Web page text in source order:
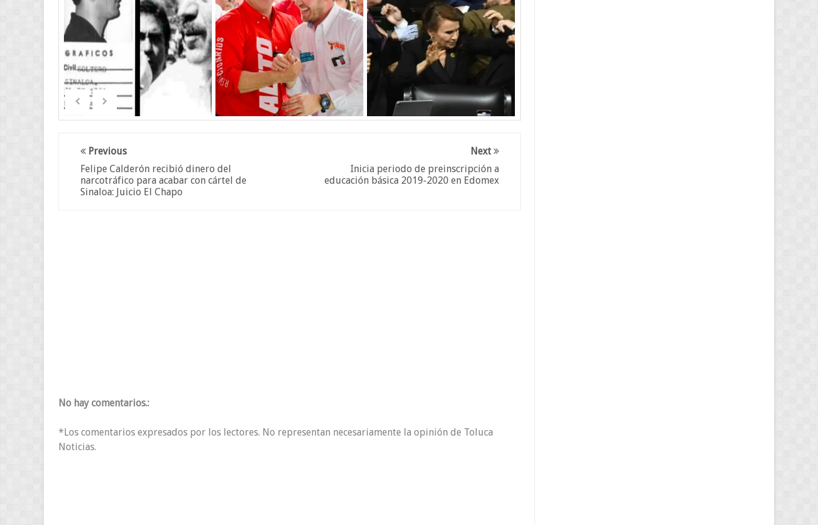
Next
Inicia periodo de preinscripción a
educación básica 2019-2020 en Edomex
Previous
Felipe Calderón recibió dinero del
narcotráfico para acabar con cártel de
Sinaloa: Juicio El Chapo
No hay comentarios.:
*Los comentarios expresados por los lectores. No representan necesariamente la opinión de Toluca
Noticias.